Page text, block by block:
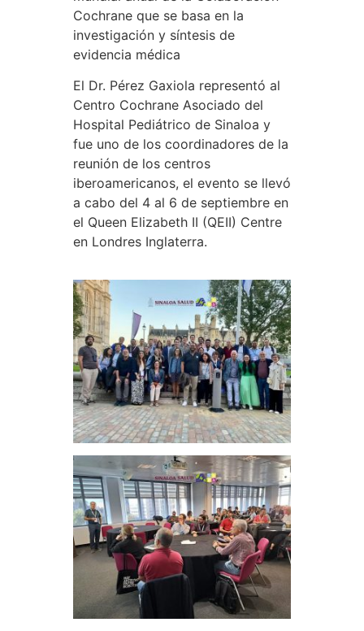
Cochrane que se basa en la
investigación y síntesis de
evidencia médica
El Dr. Pérez Gaxiola representó al
Centro Cochrane Asociado del
Hospital Pediátrico de Sinaloa y
fue uno de los coordinadores de la
reunión de los centros
iberoamericanos, el evento se llevó
a cabo del 4 al 6 de septiembre en
el Queen Elizabeth II (QEII) Centre
en Londres Inglaterra.